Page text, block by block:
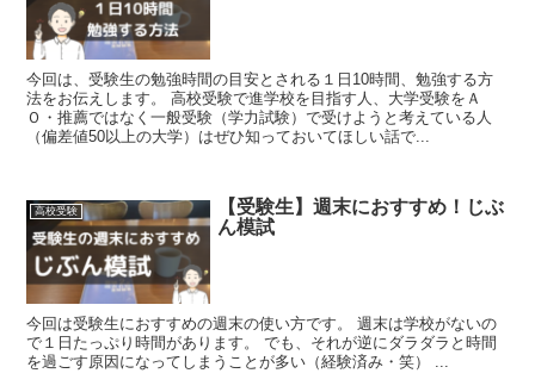
今回は、受験生の勉強時間の目安とされる１日10時間、勉強する方
法をお伝えします。 高校受験で進学校を目指す人、大学受験をＡ
Ｏ・推薦ではなく一般受験（学力試験）で受けようと考えている人
（偏差値50以上の大学）はぜひ知っておいてほしい話で...
高校受験
【受験生】週末におすすめ！じぶ
ん模試
今回は受験生におすすめの週末の使い方です。 週末は学校がないの
で１日たっぷり時間があります。 でも、それが逆にダラダラと時間
を過ごす原因になってしまうことが多い（経験済み・笑） ...